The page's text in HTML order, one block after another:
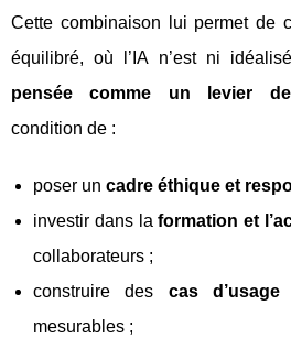
Cette combinaison lui permet de
équilibré, où l’IA n’est ni
pensée comme un levier de
condition de :
poser un cadre éthique et
investir dans laformation et
collaborateurs ;
construire des cas d’usage
mesurables ;